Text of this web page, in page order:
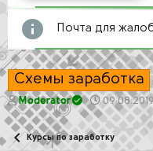
Почта для
Схемы заработка
А
в
т
о
Moderator
Д
а
а
Курсы по заработку